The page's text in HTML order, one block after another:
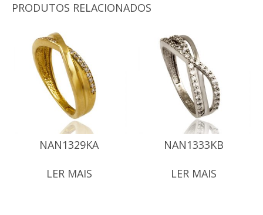
PRODUTOS RELACIONADOS
NAN1329KA
LER MAIS
NAN1333KB
LER MAIS